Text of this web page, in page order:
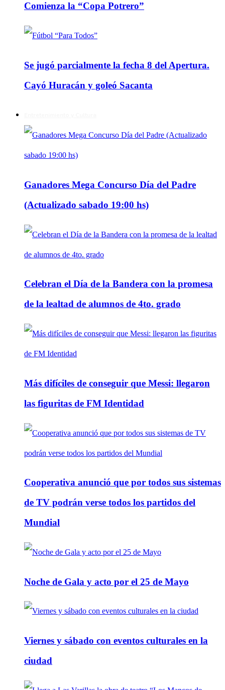
Comienza la “Copa Potrero”
Se jugó parcialmente la fecha 8 del Apertura.
Cayó Huracán y goleó Sacanta
Ganadores Mega Concurso Día del Padre
(Actualizado sabado 19:00 hs)
Celebran el Día de la Bandera con la promesa
de la lealtad de alumnos de 4to. grado
Más difíciles de conseguir que Messi: llegaron
las figuritas de FM Identidad
Cooperativa anunció que por todos sus sistemas
de TV podrán verse todos los partidos del
Mundial
Noche de Gala y acto por el 25 de Mayo
Viernes y sábado con eventos culturales en la
ciudad